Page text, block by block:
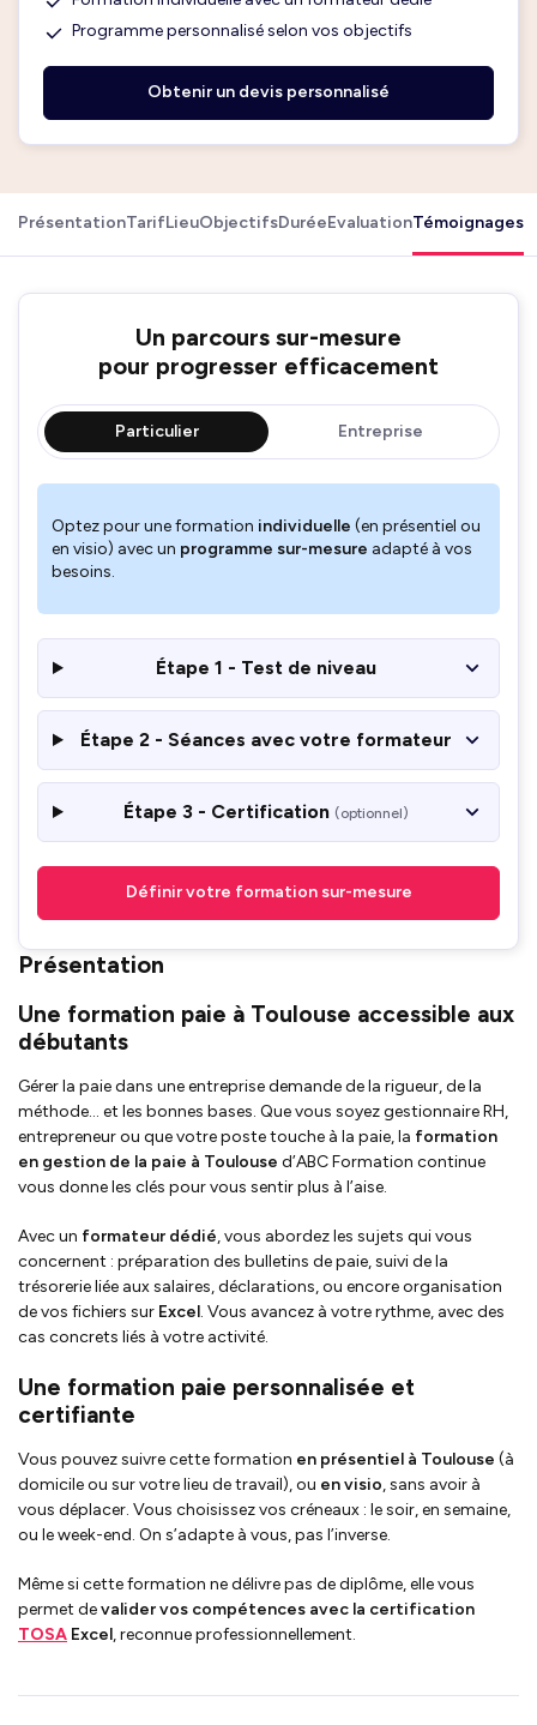
Programme personnalisé selon vos objectifs
Obtenir un devis personnalisé
PrésentationTarifLieuObjectifsDuréeEvaluationTémoignages
Un parcours sur-mesure
pour progresser efficacement
Particulier Entreprise
Optez pour une formation individuelle (en présentiel ou
en visio) avec un programme sur-mesure adapté à vos
besoins.
Étape 1 - Test de niveau
Étape 2 - Séances avec votre formateur
Étape 3 - Certification (optionnel)
Définir votre formation sur-mesure
Présentation
Une formation paie à Toulouse accessible aux
débutants
Gérer la paie dans une entreprise demande de la rigueur, de la
méthode… et les bonnes bases. Que vous soyez gestionnaire RH,
entrepreneur ou que votre poste touche à la paie, la formation
en gestion de la paie à Toulouse d’ABC Formation continue
vous donne les clés pour vous sentir plus à l’aise.
Avec un formateur dédié, vous abordez les sujets qui vous
concernent : préparation des bulletins de paie, suivi de la
trésorerie liée aux salaires, déclarations, ou encore organisation
de vos fichiers sur Excel. Vous avancez à votre rythme, avec des
cas concrets liés à votre activité.
Une formation paie personnalisée et
certifiante
Vous pouvez suivre cette formation en présentiel à Toulouse (à
domicile ou sur votre lieu de travail), ou en visio, sans avoir à
vous déplacer. Vous choisissez vos créneaux : le soir, en semaine,
ou le week-end. On s’adapte à vous, pas l’inverse.
Même si cette formation ne délivre pas de diplôme, elle vous
permet devalider vos compétences avec la certification
TOSA Excel, reconnue professionnellement.